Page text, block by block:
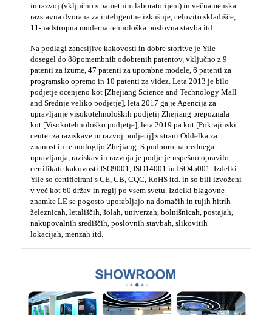
in razvoj (vključno s pametnim laboratorijem) in večnamenska
razstavna dvorana za inteligentne izkušnje, celovito skladišče,
11-nadstropna moderna tehnološka poslovna stavba itd.
Na podlagi zanesljive kakovosti in dobre storitve je Yile
dosegel do 88pomembnih odobrenih patentov, vključno z 9
patenti za izume, 47 patenti za uporabne modele, 6 patenti za
programsko opremo in 10 patenti za videz. Leta 2013 je bilo
podjetje ocenjeno kot [Zhejiang Science and Technology Mall
and Srednje veliko podjetje], leta 2017 ga je Agencija za
upravljanje visokotehnoloških podjetij Zhejiang prepoznala
kot [Visokotehnološko podjetje], leta 2019 pa kot [Pokrajinski
center za raziskave in razvoj podjetij] s strani Oddelka za
znanost in tehnologijo Zhejiang. S podporo naprednega
upravljanja, raziskav in razvoja je podjetje uspešno opravilo
certifikate kakovosti ISO9001, ISO14001 in ISO45001. Izdelki
Yile so certificirani s CE, CB, CQC, RoHS itd. in so bili izvoženi
v več kot 60 držav in regij po vsem svetu. Izdelki blagovne
znamke LE se pogosto uporabljajo na domačih in tujih hitrih
železnicah, letališčih, šolah, univerzah, bolnišnicah, postajah,
nakupovalnih središčih, poslovnih stavbah, slikovitih
lokacijah, menzah itd.